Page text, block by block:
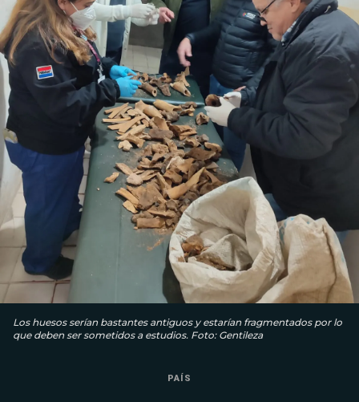
Los huesos serían bastantes antiguos y estarían fragmentados por lo
que deben ser sometidos a estudios. Foto: Gentileza
PAÍS